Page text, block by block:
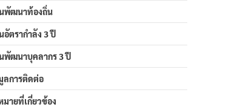
พัฒนาท้องถิ่น
อัตรากำลัง 3 ปี
พัฒนาบุคลากร 3 ปี
ลการติดต่อ
มายที่เกี่ยวข้อง